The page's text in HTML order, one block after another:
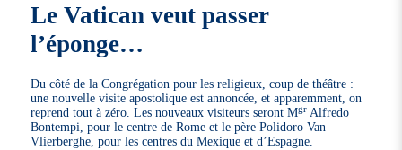
Le Vatican veut passer
l’éponge…
Du côté de la Congrégation pour les religieux, coup de théâtre :
une nouvelle visite apostolique est annoncée, et apparemment, on
reprend tout à zéro. Les nouveaux visiteurs seront Mgr Alfredo
Bontempi, pour le centre de Rome et le père Polidoro Van
Vlierberghe, pour les centres du Mexique et d’Espagne.